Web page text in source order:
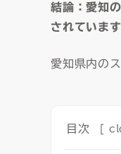
結論：愛知
されていま
愛知県内の
目次 [